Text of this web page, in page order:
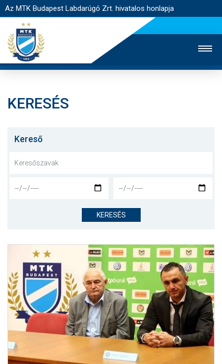
Az MTK Budapest Labdarúgó Zrt. hivatalos honlapja
JEGYÉRTÉKESÍTÉS
NYITÓLAP
CSAPATOK
KLUB
GALÉRIA
SZURKOLÓI ÉLMÉNYEK
AKKREDITÁCIÓ
KERESÉS
Kereső
KERESÉS